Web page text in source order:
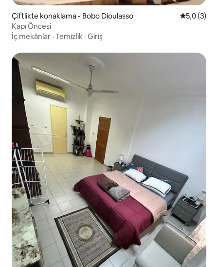
Çiftlikte konaklama - Bobo Dioulasso 55,0 (3)
Kapı Öncesi
İç mekânlar · Temizlik · Giriş